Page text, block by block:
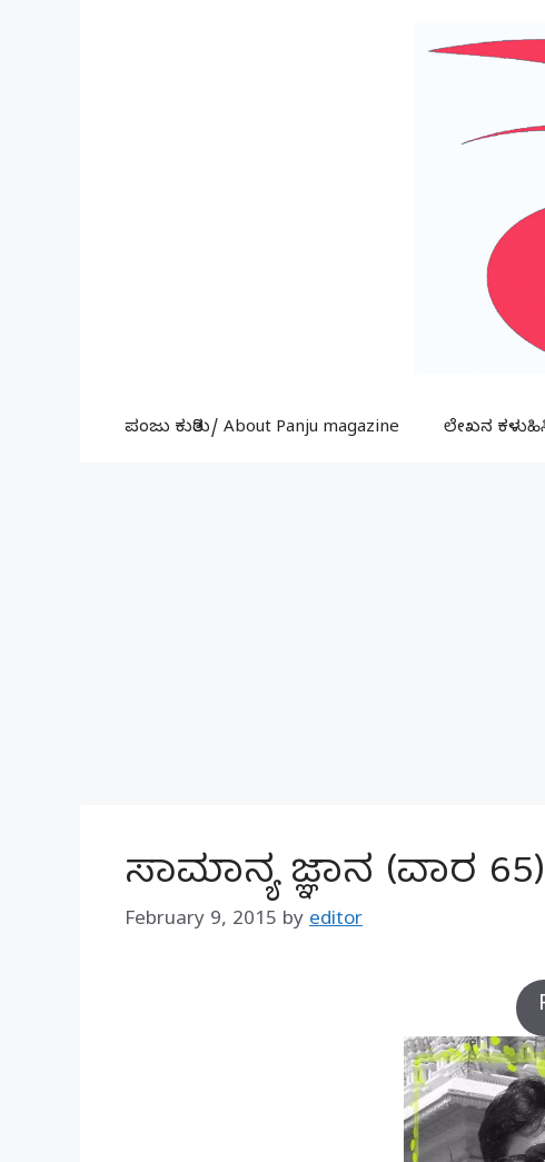
ಪಂಜು ಕುರಿತು/ About Panju magazine ಲೇಖನ
ಸಾಮಾನ್ಯ ಜ್ಞಾನ (ವಾರ
February 9, 2015 by editor